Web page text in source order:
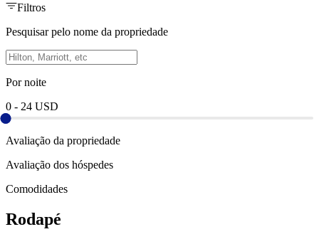
Filtros
Pesquisar pelo nome da propriedade
Por noite
0 - 24 USD
Avaliação da propriedade
Avaliação dos hóspedes
Comodidades
Rodapé